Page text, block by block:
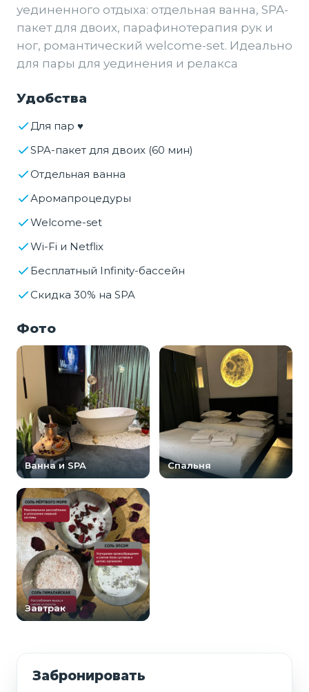
уединенного отдыха: отдельная ванна, SPA-
пакет для двоих, парафинотерапия рук и
ног, романтический welcome-set. Идеально
для пары для уединения и релакса
Удобства
Для пар ♥
SPA-пакет для двоих (60 мин)
Отдельная ванна
Аромапроцедуры
Welcome-set
Wi-Fi и Netflix
Бесплатный Infinity-бассейн
Скидка 30% на SPA
Фото
Ванна и SPA Спальня
Завтрак
Забронировать